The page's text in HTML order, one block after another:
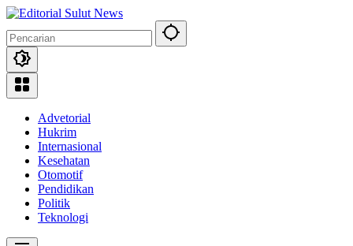
Langsung
konten
Advetorial
Hukrim
Internasional
Kesehatan
Otomotif
Pendidikan
Politik
Teknologi